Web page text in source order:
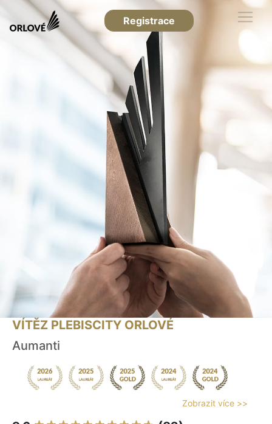
Registrace
VÍTĚZ PLEBISCITY ORLOVÉ
Aumanti
Zobrazit více >>